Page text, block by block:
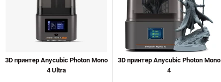
3D принтер Anycubic Photon Mono
4 Ultra
3D принтер Anycubic Photon Mono
4